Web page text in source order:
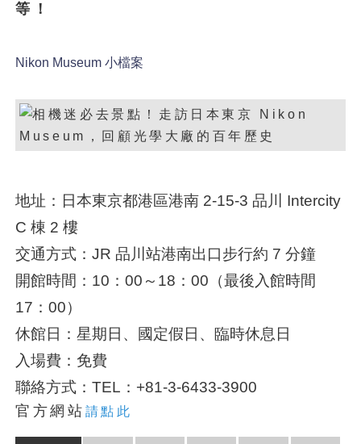
等！
Nikon Museum 小檔案
地址：日本東京都港區港南 2-15-3 品川 Intercity
C 棟 2 樓
交通方式：JR 品川站港南出口步行約 7 分鐘
開館時間：10：00～18：00（最後入館時間
17：00）
休館日：星期日、國定假日、臨時休息日
入場費：免費
聯絡方式：TEL：+81-3-6433-3900
官方網站 請點此